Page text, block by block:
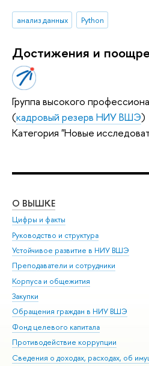
анализ данных Python
Достижения и
Группа высокого
(кадровый резерв НИУ ВШЭ)
Категория "Новые
О ВЫШКЕ
Цифры и факты
Руководство и структура
Устойчивое развитие в НИУ ВШЭ
Преподаватели и сотрудники
Корпуса и общежития
Закупки
Обращения граждан в НИУ ВШЭ
Фонд целевого капитала
Противодействие коррупции
Сведения о доходах, расходах, об